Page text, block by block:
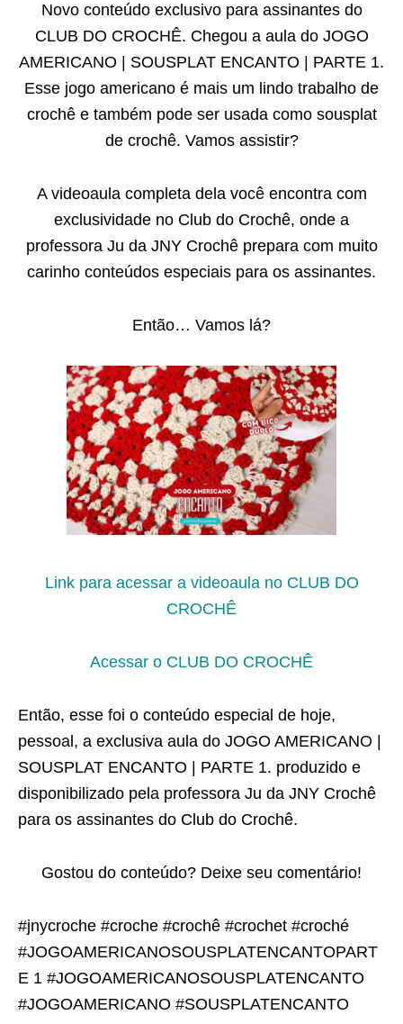
Novo conteúdo exclusivo para assinantes do
CLUB DO CROCHÊ. Chegou a aula do JOGO
AMERICANO | SOUSPLAT ENCANTO | PARTE 1.
Esse jogo americano é mais um lindo trabalho de
crochê e também pode ser usada como sousplat
de crochê. Vamos assistir?
A videoaula completa dela você encontra com
exclusividade no Club do Crochê, onde a
professora Ju da JNY Crochê prepara com muito
carinho conteúdos especiais para os assinantes.
Então… Vamos lá?
Link para acessar a videoaula no CLUB DO
CROCHÊ
Acessar o CLUB DO CROCHÊ
Então, esse foi o conteúdo especial de hoje,
pessoal, a exclusiva aula do JOGO AMERICANO |
SOUSPLAT ENCANTO | PARTE 1. produzido e
disponibilizado pela professora Ju da JNY Crochê
para os assinantes do Club do Crochê.
Gostou do conteúdo? Deixe seu comentário!
#jnycroche #croche #crochê #crochet #croché
#JOGOAMERICANOSOUSPLATENCANTOPART
E 1 #JOGOAMERICANOSOUSPLATENCANTO
#JOGOAMERICANO #SOUSPLATENCANTO